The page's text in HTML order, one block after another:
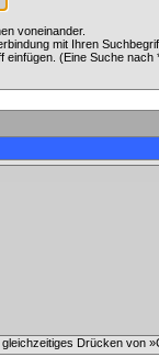
voneinander.
mit Ihren
(Eine Suche
Drücken von